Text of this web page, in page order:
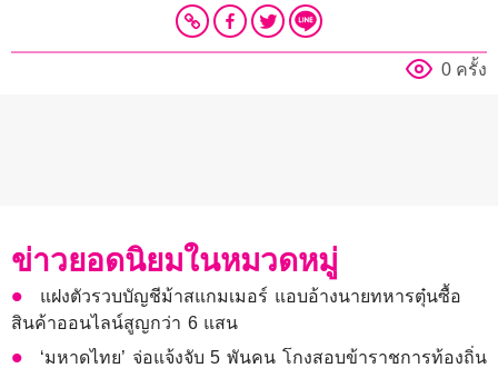
0 ครั้ง
ข่าวยอดนิยมในหมวดหมู่
แฝงตัวรวบบัญชีม้าสแกมเมอร์ แอบอ้างนายทหารตุ๋นซื้อ
สินค้าออนไลน์สูญกว่า 6 แสน
‘มหาดไทย’ จ่อแจ้งจับ 5 พันคน โกงสอบข้าราชการท้องถิ่น